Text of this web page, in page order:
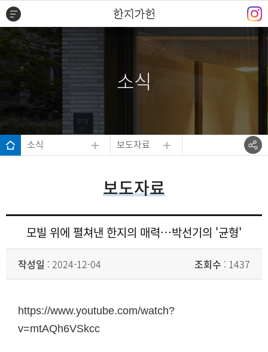
본문 바로가기
주메뉴 바로가기
하단 바로가기
소식
소식 보도자료
보도자료
모빌 위에 펼쳐낸 한지의 매력…박선기의 '균형'
작성일 : 2024-12-04 조회수 : 1437
https://www.youtube.com/watch?
v=mtAQh6VSkcc